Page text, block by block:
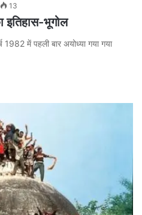
13
इतिहास-भूगोल
में पहली बार अयोध्या गया गया